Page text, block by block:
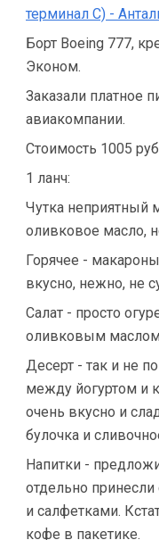
терминал С) -
Борт Boeing 777,
Эконом.
Заказали платное
авиакомпании.
Стоимость 1005
1 ланч:
Чутка неприятный
оливковое масло,
Горячее -
вкусно, нежно, не
Салат - просто
оливковым
Десерт - так и не
между йогуртом и
очень вкусно и
булочка и
Напитки -
отдельно принесли
и салфетками.
кофе в пакетике.